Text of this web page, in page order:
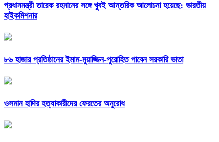
প্রধানমন্ত্রী তারেক রহমানের সঙ্গে খুবই আন্তরিক আলোচনা হয়েছে: ভারতীয়
হাইকমিশনার
৮৬ হাজার প্রতিষ্ঠানের ইমাম-মুয়াজ্জিন-পুরোহিত পাবেন সরকারি ভাতা
ওসমান হাদির হত্যাকারীদের ফেরতের অনুরোধ